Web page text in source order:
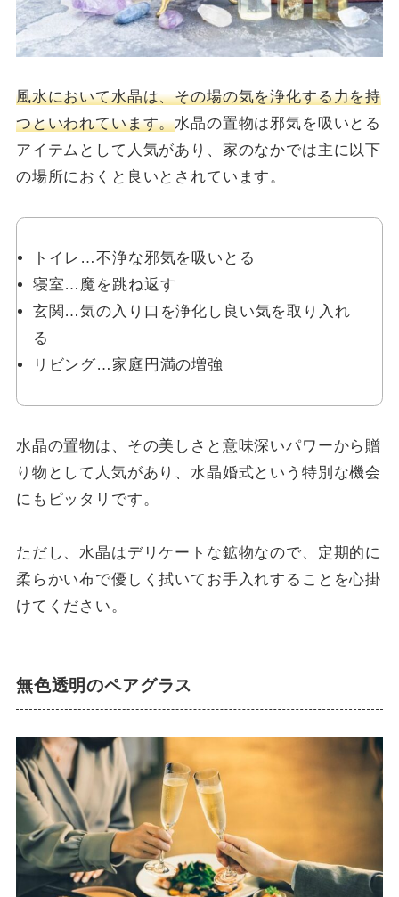
風水において水晶は、その場の気を浄化する力を持
つといわれています。水晶の置物は邪気を吸いとる
アイテムとして人気があり、家のなかでは主に以下
の場所におくと良いとされています。
トイレ…不浄な邪気を吸いとる
寝室…魔を跳ね返す
玄関…気の入り口を浄化し良い気を取り入れ
る
リビング…家庭円満の増強
水晶の置物は、その美しさと意味深いパワーから贈
り物として人気があり、水晶婚式という特別な機会
にもピッタリです。
ただし、水晶はデリケートな鉱物なので、定期的に
柔らかい布で優しく拭いてお手入れすることを心掛
けてください。
無色透明のペアグラス